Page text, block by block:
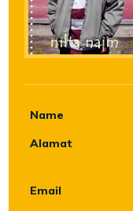
Name
Alamat
Email